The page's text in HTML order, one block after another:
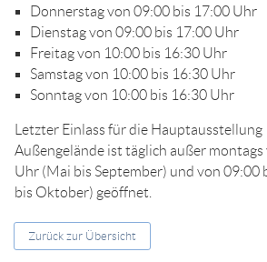
Donnerstag von 09:00 bis 17:00 Uhr
Dienstag von 09:00 bis 17:00 Uhr
Freitag von 10:00 bis 16:30 Uhr
Samstag von 10:00 bis 16:30 Uhr
Sonntag von 10:00 bis 16:30 Uhr
Letzter Einlass für die Hauptausstellung
Außengelände ist täglich außer
Uhr (Mai bis September) und von 09:00
bis Oktober) geöffnet.
Zurück zur Übersicht